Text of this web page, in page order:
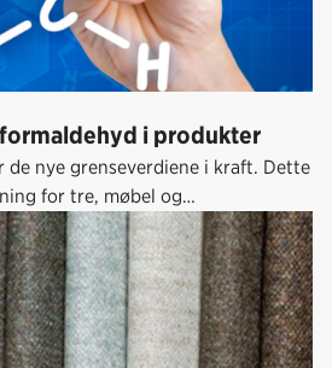
i produkter
de nye grenseverdiene i kraft. Dette
for tre, møbel og